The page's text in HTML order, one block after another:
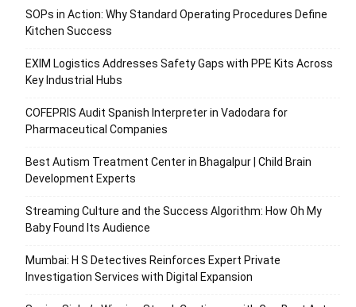
SOPs in Action: Why Standard Operating Procedures Define
Kitchen Success
EXIM Logistics Addresses Safety Gaps with PPE Kits Across
Key Industrial Hubs
COFEPRIS Audit Spanish Interpreter in Vadodara for
Pharmaceutical Companies
Best Autism Treatment Center in Bhagalpur | Child Brain
Development Experts
Streaming Culture and the Success Algorithm: How Oh My
Baby Found Its Audience
Mumbai: H S Detectives Reinforces Expert Private
Investigation Services with Digital Expansion